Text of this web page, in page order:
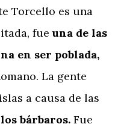
Torcello es una
fueuna de las
en ser poblada,
La gente
a causa de las
bárbaros. Fue